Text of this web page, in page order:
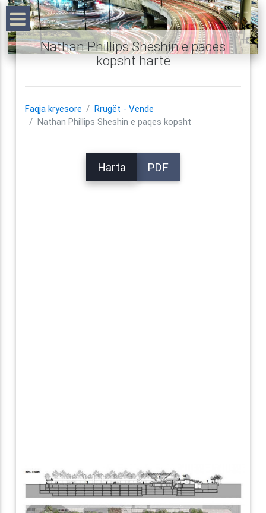
Nathan Phillips Sheshin e paqes
kopsht hartë
Faqja kryesore
Rrugët - Vende
Nathan Phillips Sheshin e paqes kopsht
Harta PDF